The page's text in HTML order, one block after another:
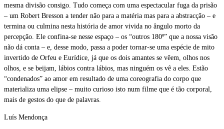
mesma divisão consigo. Tudo começa com uma espectacular fuga da prisão
– um Robert Bresson a tender não para a matéria mas para a abstracção – e
termina ou culmina nesta história de amor vivida no ângulo morto da
percepção. Ele confina-se nesse espaço – os “outros 180º” que a nossa visão
não dá conta – e, desse modo, passa a poder tornar-se uma espécie de mito
invertido de Orfeu e Eurídice, já que os dois amantes se vêem, olhos nos
olhos, e se beijam, lábios contra lábios, mas ninguém os vê a eles. Estão
“condenados” ao amor em resultado de uma coreografia do corpo que
materializa uma elipse – muito curioso isto num filme que é tão corporal,
mais de gestos do que de palavras.
Luís Mendonça